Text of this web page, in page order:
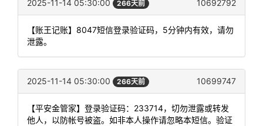
2025-11-14 05:30:00 266天前 10692792
【账王记账】8047短信登录验证码，5分钟内有效，请勿
泄露。
2025-11-14 05:30:00 266天前 10699747
【平安金管家】登录验证码：233714，切勿泄露或转发
他人，以防帐号被盗。如非本人操作请忽略本短信。验证